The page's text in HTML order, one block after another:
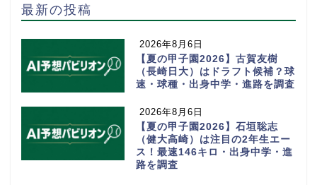
最新の投稿
2026年8月6日
【夏の甲子園2026】古賀友樹
（長崎日大）はドラフト候補？球
速・球種・出身中学・進路を調査
2026年8月6日
【夏の甲子園2026】石垣聡志
（健大高崎）は注目の2年生エー
ス！最速146キロ・出身中学・進
路を調査